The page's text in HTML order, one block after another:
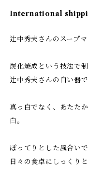
International
辻中秀夫さんのスープマ
炭化焼成という技法で制
辻中秀夫さんの白い器で
真っ白でなく、あたた
白。
ぽってりとした風合い
日々の食卓にしっくり